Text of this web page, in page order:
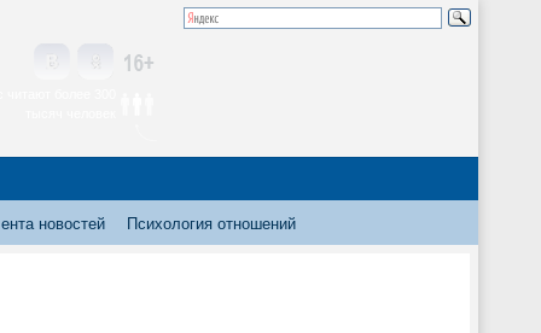
новостей Психология отношений